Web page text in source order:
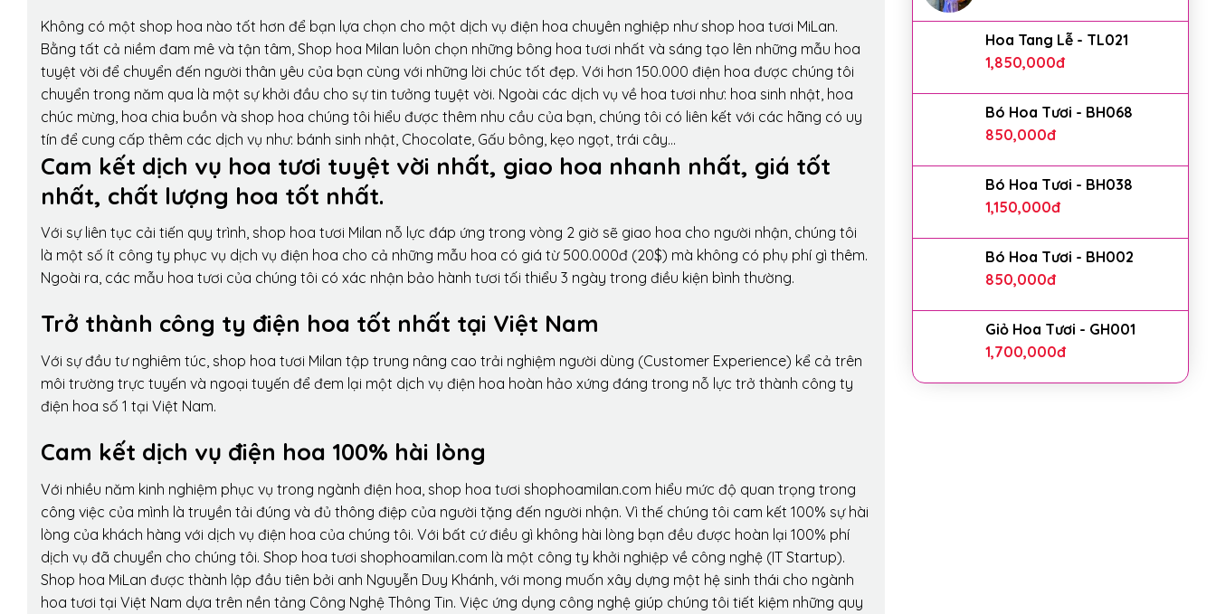
Hoa Tang Lễ - TL021
1,850,000đ
Bó Hoa Tươi - BH068
850,000đ
Bó Hoa Tươi - BH038
1,150,000đ
Bó Hoa Tươi - BH002
850,000đ
Giỏ Hoa Tươi - GH001
1,700,000đ
Không có một shop hoa nào tốt hơn để bạn lựa chọn cho một dịch vụ điện hoa chuyên nghiệp như shop hoa tươi MiLan.
Bằng tất cả niềm đam mê và tận tâm, Shop hoa Milan luôn chọn những bông hoa tươi nhất và sáng tạo lên những mẫu hoa
tuyệt vời để chuyển đến người thân yêu của bạn cùng với những lời chúc tốt đẹp. Với hơn 150.000 điện hoa được chúng tôi
chuyển trong năm qua là một sự khởi đầu cho sự tin tưởng tuyệt vời. Ngoài các dịch vụ về hoa tươi như: hoa sinh nhật, hoa
chúc mừng, hoa chia buồn và shop hoa chúng tôi hiểu được thêm nhu cầu của bạn, chúng tôi có liên kết với các hãng có uy
tín để cung cấp thêm các dịch vụ như: bánh sinh nhật, Chocolate, Gấu bông, kẹo ngọt, trái cây…
Cam kết dịch vụ hoa tươi tuyệt vời nhất, giao hoa nhanh nhất, giá tốt
nhất, chất lượng hoa tốt nhất.
Với sự liên tục cải tiến quy trình, shop hoa tươi Milan nỗ lực đáp ứng trong vòng 2 giờ sẽ giao hoa cho người nhận, chúng tôi
là một số ít công ty phục vụ dịch vụ điện hoa cho cả những mẫu hoa có giá từ 500.000đ (20$) mà không có phụ phí gì thêm.
Ngoài ra, các mẫu hoa tươi của chúng tôi có xác nhận bảo hành tươi tối thiểu 3 ngày trong điều kiện bình thường.
Trở thành công ty điện hoa tốt nhất tại Việt Nam
Với sự đầu tư nghiêm túc, shop hoa tươi Milan tập trung nâng cao trải nghiệm người dùng (Customer Experience) kể cả trên
môi trường trực tuyến và ngoại tuyến để đem lại một dịch vụ điện hoa hoàn hảo xứng đáng trong nỗ lực trở thành công ty
điện hoa số 1 tại Việt Nam.
Cam kết dịch vụ điện hoa 100% hài lòng
Với nhiều năm kinh nghiệm phục vụ trong ngành điện hoa, shop hoa tươi shophoamilan.com hiểu mức độ quan trọng trong
công việc của mình là truyền tải đúng và đủ thông điệp của người tặng đến người nhận. Vì thế chúng tôi cam kết 100% sự hài
lòng của khách hàng với dịch vụ điện hoa của chúng tôi. Với bất cứ điều gì không hài lòng bạn đều được hoàn lại 100% phí
dịch vụ đã chuyển cho chúng tôi. Shop hoa tươi shophoamilan.com là một công ty khởi nghiệp về công nghệ (IT Startup).
Shop hoa MiLan được thành lập đầu tiên bởi anh Nguyễn Duy Khánh, với mong muốn xây dựng một hệ sinh thái cho ngành
hoa tươi tại Việt Nam dựa trên nền tảng Công Nghệ Thông Tin. Việc ứng dụng công nghệ giúp chúng tôi tiết kiệm những quy